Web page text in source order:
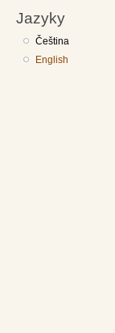
Jazyky
Čeština
English